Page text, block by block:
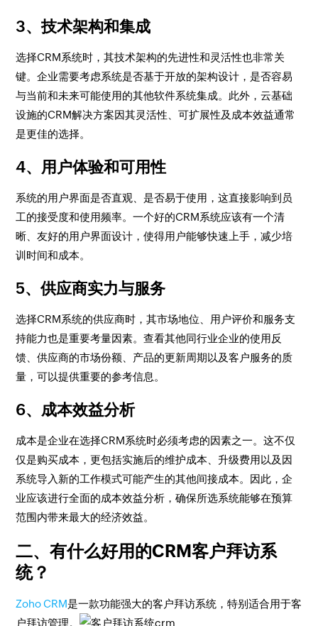
3、技术架构和集成
选择CRM系统时，其技术架构的先进性和灵活性也非常关
键。企业需要考虑系统是否基于开放的架构设计，是否容易
与当前和未来可能使用的其他软件系统集成。此外，云基础
设施的CRM解决方案因其灵活性、可扩展性及成本效益通常
是更佳的选择。
4、用户体验和可用性
系统的用户界面是否直观、是否易于使用，这直接影响到员
工的接受度和使用频率。一个好的CRM系统应该有一个清
晰、友好的用户界面设计，使得用户能够快速上手，减少培
训时间和成本。
5、供应商实力与服务
选择CRM系统的供应商时，其市场地位、用户评价和服务支
持能力也是重要考量因素。查看其他同行业企业的使用反
馈、供应商的市场份额、产品的更新周期以及客户服务的质
量，可以提供重要的参考信息。
6、成本效益分析
成本是企业在选择CRM系统时必须考虑的因素之一。这不仅
仅是购买成本，更包括实施后的维护成本、升级费用以及因
系统导入新的工作模式可能产生的其他间接成本。因此，企
业应该进行全面的成本效益分析，确保所选系统能够在预算
范围内带来最大的经济效益。
二、有什么好用的CRM客户拜访系
统？
Zoho CRM是一款功能强大的客户拜访系统，特别适合用于客
户拜访管理。